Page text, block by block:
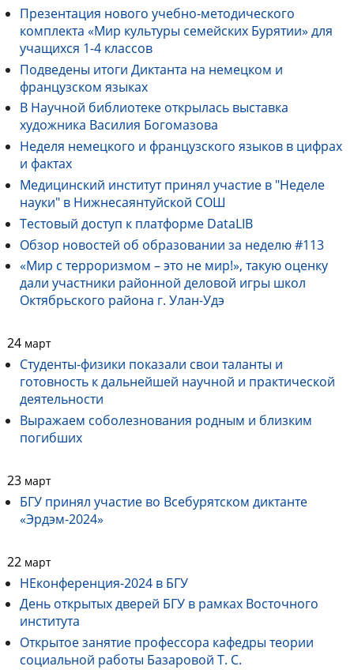
Презентация нового учебно-методического
комплекта «Мир культуры семейских Бурятии» для
учащихся 1-4 классов
Подведены итоги Диктанта на немецком и
французском языках
В Научной библиотеке открылась выставка
художника Василия Богомазова
Неделя немецкого и французского языков в цифрах
и фактах
Медицинский институт принял участие в "Неделе
науки" в Нижнесаянтуйской СОШ
Тестовый доступ к платформе DataLIB
Обзор новостей об образовании за неделю #113
«Мир с терроризмом – это не мир!», такую оценку
дали участники районной деловой игры школ
Октябрьского района г. Улан-Удэ
24 март
Студенты-физики показали свои таланты и
готовность к дальнейшей научной и практической
деятельности
Выражаем соболезнования родным и близким
погибших
23 март
БГУ принял участие во Всебурятском диктанте
«Эрдэм-2024»
22 март
НЕконференция-2024 в БГУ
День открытых дверей БГУ в рамках Восточного
института
Открытое занятие профессора кафедры теории
социальной работы Базаровой Т. С.